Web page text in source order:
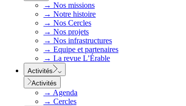
→ Nos missions
→ Notre histoire
→ Nos Cercles
→ Nos projets
→ Nos infrastructures
→ Equipe et partenaires
→ La revue L’Érable
Activités
Activités
→ Agenda
→ Cercles